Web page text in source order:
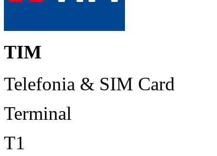
TIM
Telefonia & SIM Card
Terminal
T1